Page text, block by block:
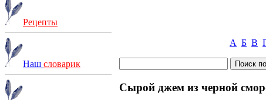
Рецепты
Наш словарик
А Б В
Сырой джем из черной